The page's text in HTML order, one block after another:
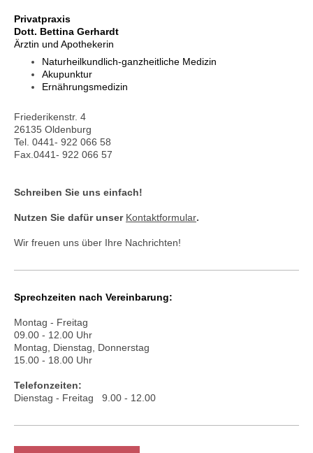
Privatpraxis
Dott. Bettina Gerhardt
Ärztin und Apothekerin
Naturheilkundlich-ganzheitliche Medizin
Akupunktur
Ernährungsmedizin
Friederikenstr. 4
26135 Oldenburg
Tel. 0441- 922 066 58
Fax.0441- 922 066 57
Schreiben Sie uns einfach!
Nutzen Sie dafür unser Kontaktformular.
Wir freuen uns über Ihre Nachrichten!
Sprechzeiten nach Vereinbarung:
Montag - Freitag
09.00 - 12.00 Uhr
Montag, Dienstag, Donnerstag
15.00 - 18.00 Uhr
Telefonzeiten:
Dienstag - Freitag 9.00 - 12.00